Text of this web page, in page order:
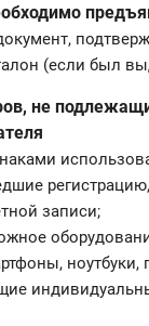
(если был
не
записи;